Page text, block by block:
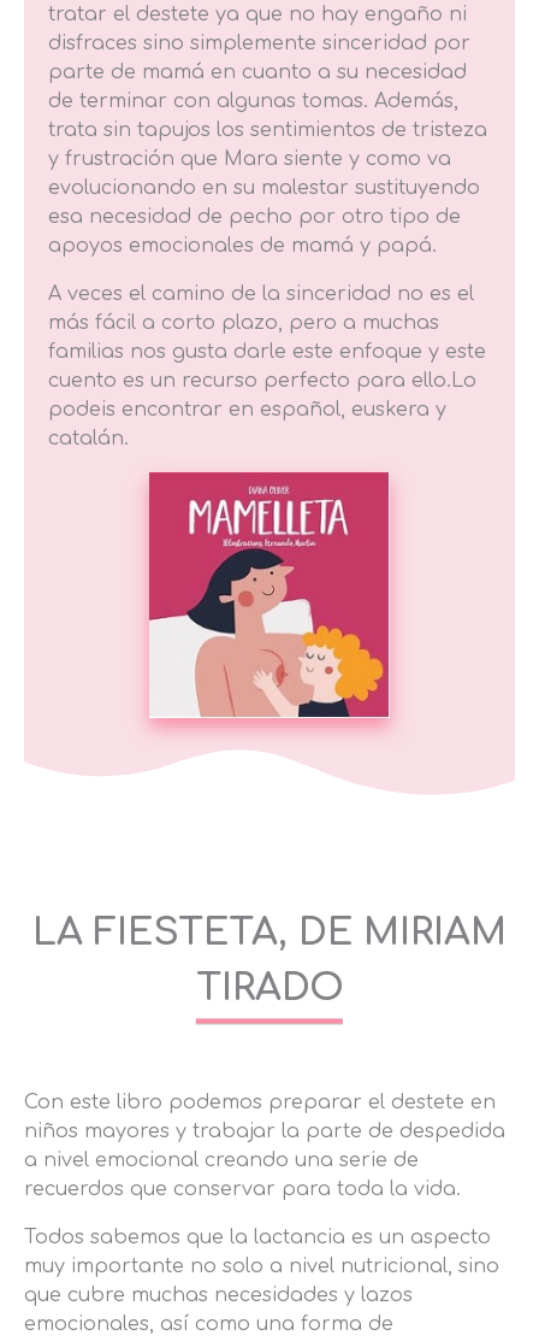
tratar el destete ya que no hay engaño ni
disfraces sino simplemente sinceridad por
parte de mamá en cuanto a su necesidad
de terminar con algunas tomas. Además,
trata sin tapujos los sentimientos de tristeza
y frustración que Mara siente y como va
evolucionando en su malestar sustituyendo
esa necesidad de pecho por otro tipo de
apoyos emocionales de mamá y papá.
A veces el camino de la sinceridad no es el
más fácil a corto plazo, pero a muchas
familias nos gusta darle este enfoque y este
cuento es un recurso perfecto para ello.Lo
podeis encontrar en español, euskera y
catalán.
LA FIESTETA, DE MIRIAM
TIRADO
Con este libro podemos preparar el destete en
niños mayores y trabajar la parte de despedida
a nivel emocional creando una serie de
recuerdos que conservar para toda la vida.
Todos sabemos que la lactancia es un aspecto
muy importante no solo a nivel nutricional, sino
que cubre muchas necesidades y lazos
emocionales, así como una forma de